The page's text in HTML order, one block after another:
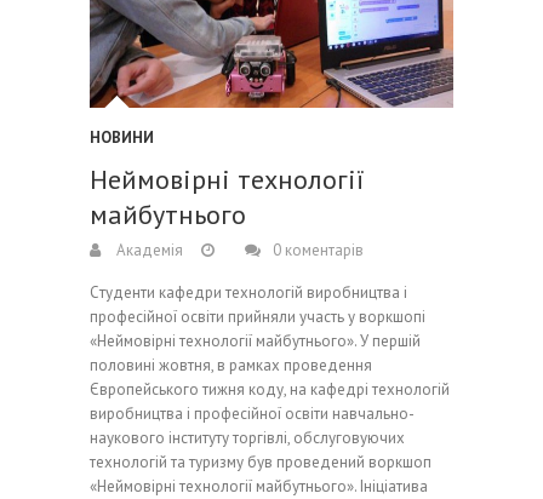
НОВИНИ
Неймовірні технології
майбутнього
Академія 0 коментарів
Cтуденти кафедри технологій виробництва і
професійної освіти прийняли участь у воркшопі
«Неймовірні технології майбутнього». У першій
половині жовтня, в рамках проведення
Європейського тижня коду, на кафедрі технологій
виробництва і професійної освіти навчально-
наукового інституту торгівлі, обслуговуючих
технологій та туризму був проведений воркшоп
«Неймовірні технології майбутнього». Ініціатива